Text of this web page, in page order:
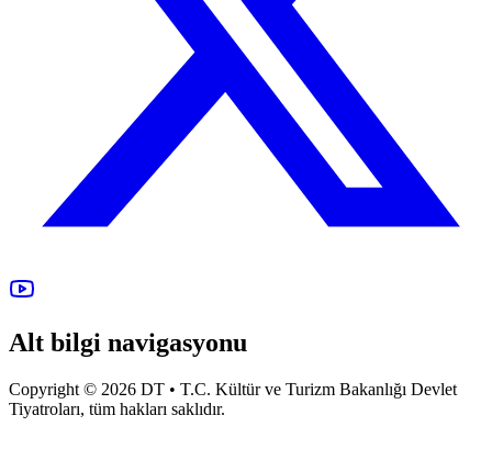
Alt bilgi navigasyonu
Copyright © 2026 DT • T.C. Kültür ve Turizm Bakanlığı Devlet
Tiyatroları, tüm hakları saklıdır.